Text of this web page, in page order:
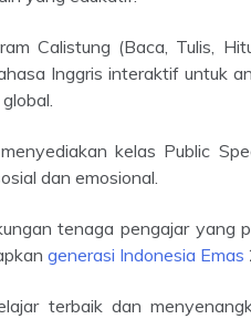
Inggris interaktif untuk
dan emosional.
generasi Indonesia Emas